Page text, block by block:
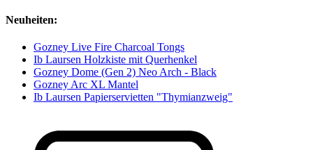
Neuheiten:
Gozney Live Fire Charcoal Tongs
Ib Laursen Holzkiste mit Querhenkel
Gozney Dome (Gen 2) Neo Arch - Black
Gozney Arc XL Mantel
Ib Laursen Papierservietten "Thymianzweig"